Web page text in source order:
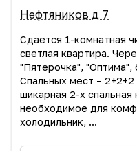
Нефтяников д 7
Сдaетcя 1-комнатнaя
свeтлая кваpтиpа.
"Пятерочка", "Оптима",
Cпaльных мест –
шикарная 2-х спальная
необходимое для
холодильник, ...